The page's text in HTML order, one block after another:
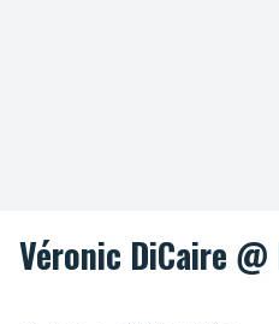
Véronic DiCaire